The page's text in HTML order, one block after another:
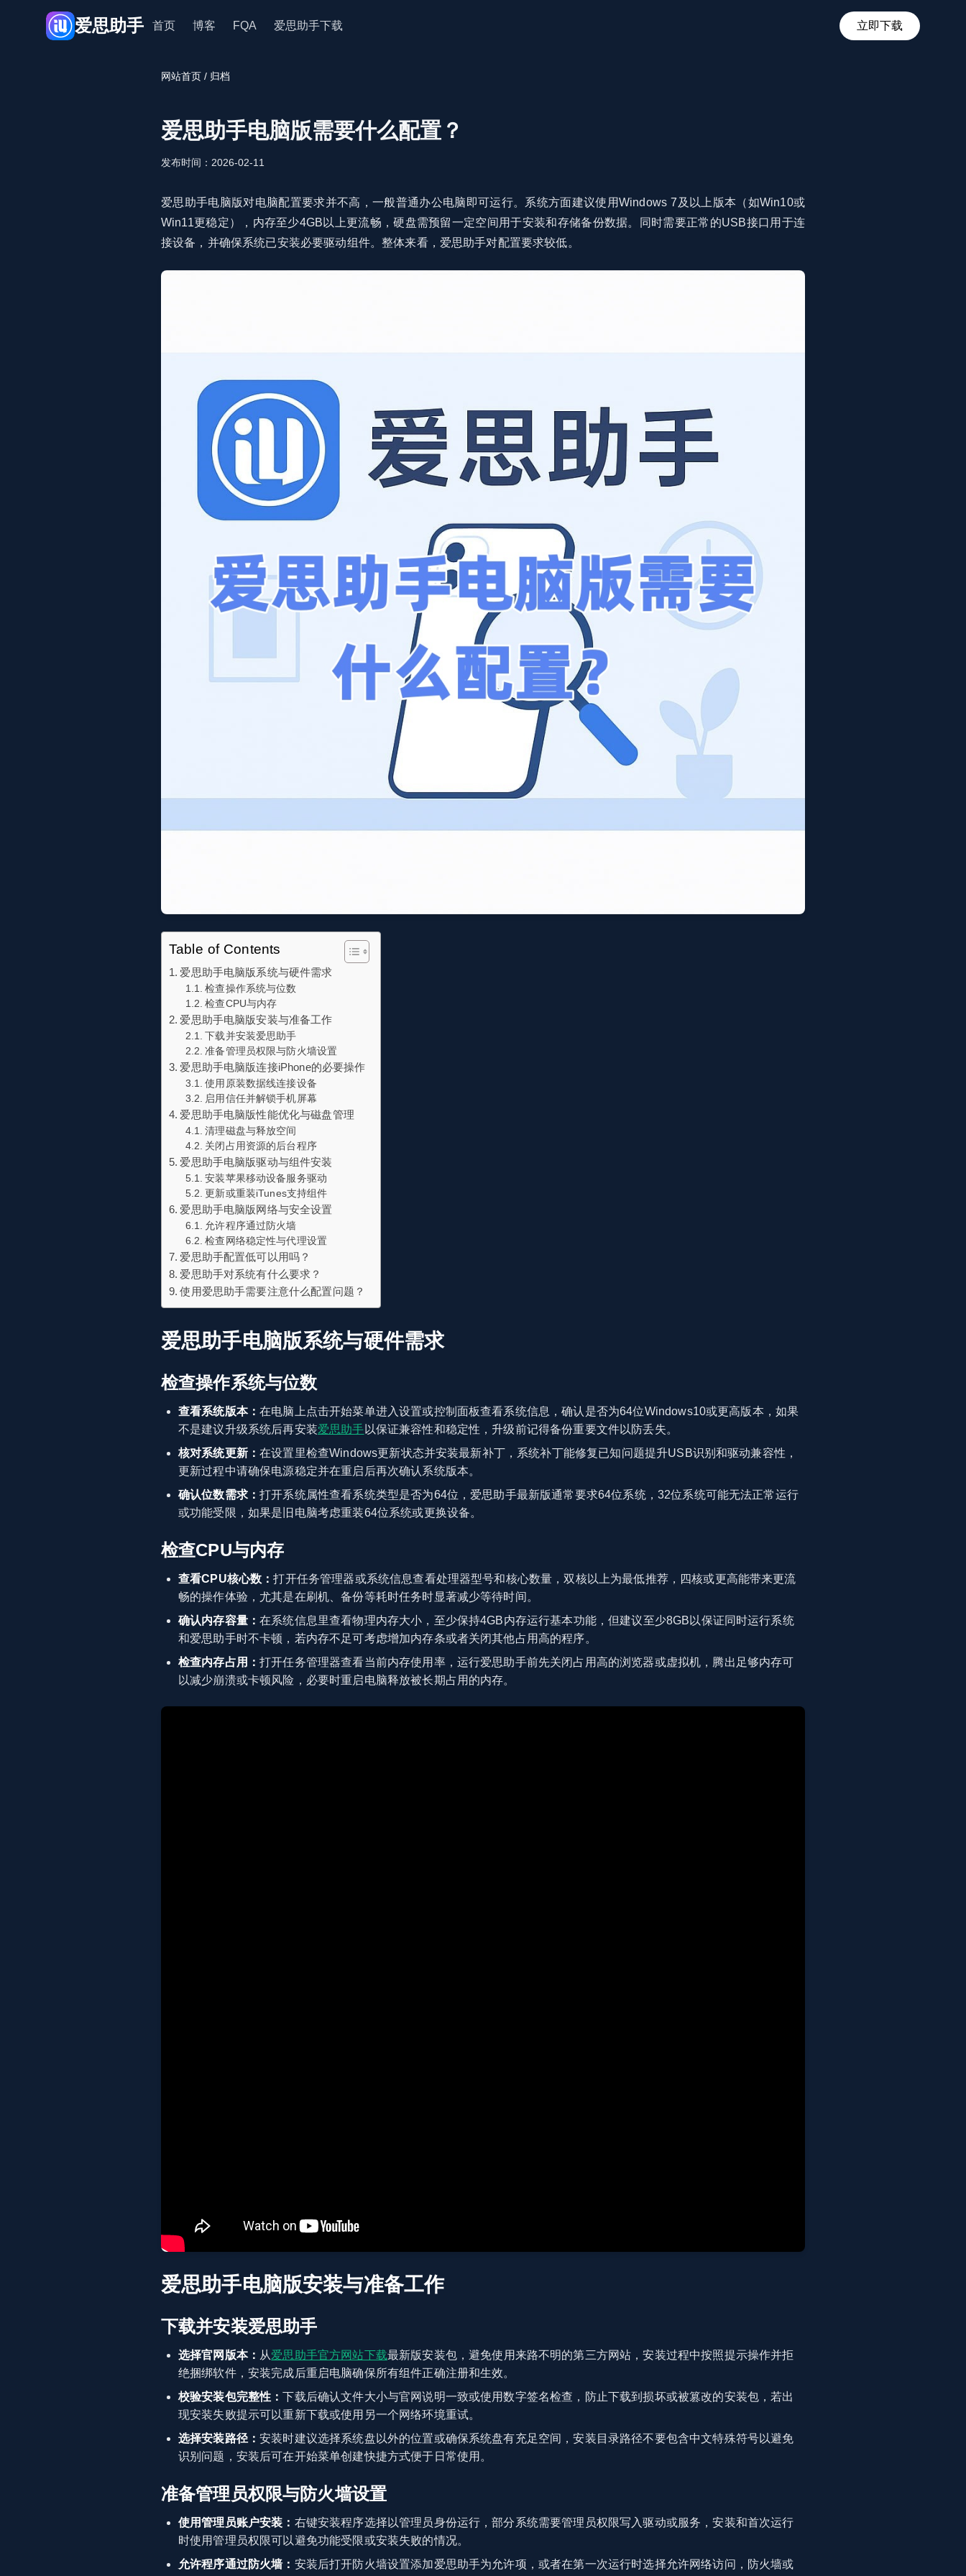
爱思助手 首页 博客 FQA 爱思助手下载 立即下载
网站首页 / 归档
爱思助手电脑版需要什么配置？
发布时间：2026-02-11
爱思助手电脑版对电脑配置要求并不高，一般普通办公电脑即可运行。系统方面建议使用Windows 7及以上版本（如Win10或
Win11更稳定），内存至少4GB以上更流畅，硬盘需预留一定空间用于安装和存储备份数据。同时需要正常的USB接口用于连
接设备，并确保系统已安装必要驱动组件。整体来看，爱思助手对配置要求较低。
Table of Contents
爱思助手电脑版系统与硬件需求
检查操作系统与位数
检查CPU与内存
爱思助手电脑版安装与准备工作
下载并安装爱思助手
准备管理员权限与防火墙设置
爱思助手电脑版连接iPhone的必要操作
使用原装数据线连接设备
启用信任并解锁手机屏幕
爱思助手电脑版性能优化与磁盘管理
清理磁盘与释放空间
关闭占用资源的后台程序
爱思助手电脑版驱动与组件安装
安装苹果移动设备服务驱动
更新或重装iTunes支持组件
爱思助手电脑版网络与安全设置
允许程序通过防火墙
检查网络稳定性与代理设置
爱思助手配置低可以用吗？
爱思助手对系统有什么要求？
使用爱思助手需要注意什么配置问题？
爱思助手电脑版系统与硬件需求
检查操作系统与位数
查看系统版本：在电脑上点击开始菜单进入设置或控制面板查看系统信息，确认是否为64位Windows10或更高版本，如果
不是建议升级系统后再安装爱思助手 以保证兼容性和稳定性，升级前记得备份重要文件以防丢失。
核对系统更新：在设置里检查Windows更新状态并安装最新补丁，系统补丁能修复已知问题提升USB识别和驱动兼容性，
更新过程中请确保电源稳定并在重启后再次确认系统版本。
确认位数需求：打开系统属性查看系统类型是否为64位，爱思助手最新版通常要求64位系统，32位系统可能无法正常运行
或功能受限，如果是旧电脑考虑重装64位系统或更换设备。
检查CPU与内存
查看CPU核心数：打开任务管理器或系统信息查看处理器型号和核心数量，双核以上为最低推荐，四核或更高能带来更流
畅的操作体验，尤其是在刷机、备份等耗时任务时显著减少等待时间。
确认内存容量：在系统信息里查看物理内存大小，至少保持4GB内存运行基本功能，但建议至少8GB以保证同时运行系统
和爱思助手时不卡顿，若内存不足可考虑增加内存条或者关闭其他占用高的程序。
检查内存占用：打开任务管理器查看当前内存使用率，运行爱思助手前先关闭占用高的浏览器或虚拟机，腾出足够内存可
以减少崩溃或卡顿风险，必要时重启电脑释放被长期占用的内存。
爱思助手电脑版安装与准备工作
下载并安装爱思助手
选择官网版本： 从爱思助手官方网站下载最新版安装包，避免使用来路不明的第三方网站，安装过程中按照提示操作并拒
绝捆绑软件，安装完成后重启电脑确保所有组件正确注册和生效。
校验安装包完整性：下载后确认文件大小与官网说明一致或使用数字签名检查，防止下载到损坏或被篡改的安装包，若出
现安装失败提示可以重新下载或使用另一个网络环境重试。
选择安装路径：安装时建议选择系统盘以外的位置或确保系统盘有充足空间，安装目录路径不要包含中文特殊符号以避免
识别问题，安装后可在开始菜单创建快捷方式便于日常使用。
准备管理员权限与防火墙设置
使用管理员账户安装： 右键安装程序选择以管理员身份运行，部分系统需要管理员权限写入驱动或服务，安装和首次运行
时使用管理员权限可以避免功能受限或安装失败的情况。
允许程序通过防火墙： 安装后打开防火墙设置添加爱思助手为允许项，或者在第一次运行时选择允许网络访问，防火墙或